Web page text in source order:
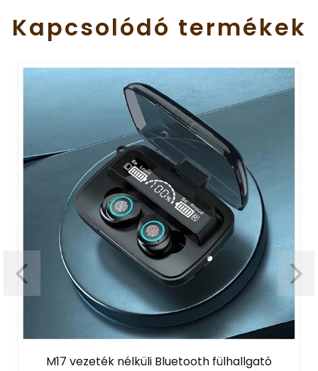
Kapcsolódó termékek
M17 vezeték nélküli Bluetooth fülhallgató